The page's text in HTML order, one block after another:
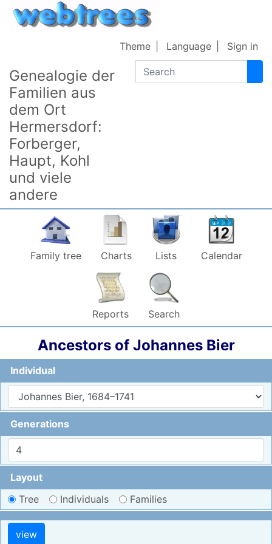
Skip to content
Genealogie der
Familien aus
dem Ort
Hermersdorf:
Forberger,
Haupt, Kohl
und viele
andere
Search
Theme Language Sign in
Family tree Charts Lists Calendar
Reports Search
Ancestors of Johannes Bier
Individual
Generations
Layout
Tree
Individuals Families